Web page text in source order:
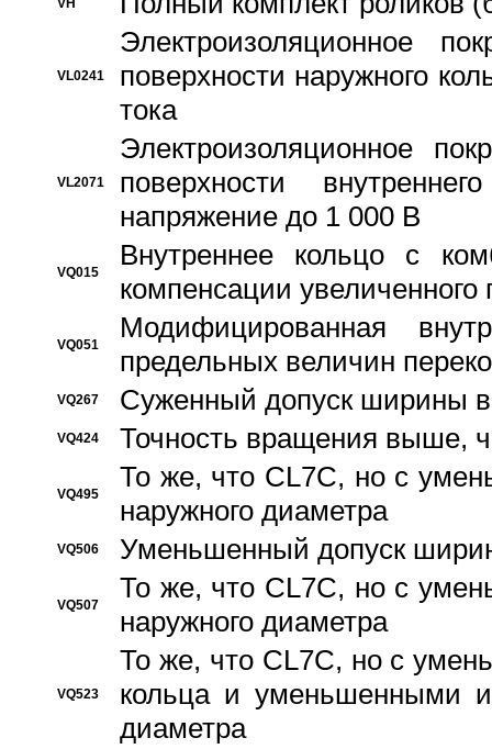
VH
VL0241
Электроизоляционное
поверхности наружного
тока
VL2071
Электроизоляционное
поверхности
напряжение до 1 000 В
VQ015
Bнутреннее кольцо с
компенсации увеличенного
VQ051
Модифицированная
предельных величин
VQ267 Суженный допуск ширины
VQ424 Точность вращения выше,
VQ495
То же, что CL7C, но с
наружного диаметра
VQ506 Уменьшенный допуск
VQ507
То же, что CL7C, но с
наружного диаметра
VQ523
То же, что CL7C, но с
кольца и уменьшенными
диаметра